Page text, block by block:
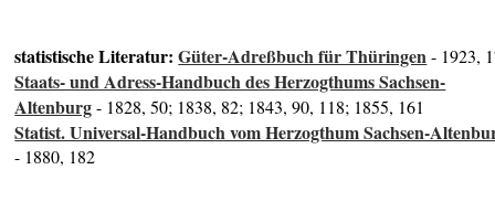
statistische Literatur:Güter-Adreßbuch für Thüringen- 1923,
Staats- und Adress-Handbuch des Herzogthums Sachsen-
Altenburg- 1828, 50; 1838, 82; 1843, 90, 118; 1855, 161
Statist. Universal-Handbuch vom Herzogthum Sachsen-
- 1880, 182